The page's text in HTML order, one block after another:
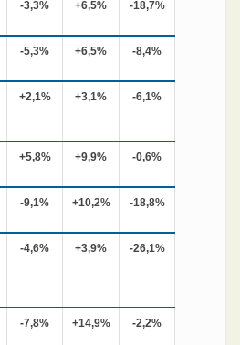
-3,3% +6,5% -18,7%
-5,3% +6,5% -8,4%
+2,1% +3,1% -6,1%
+5,8% +9,9% -0,6%
-9,1% +10,2% -18,8%
-4,6% +3,9% -26,1%
-7,8% +14,9% -2,2%